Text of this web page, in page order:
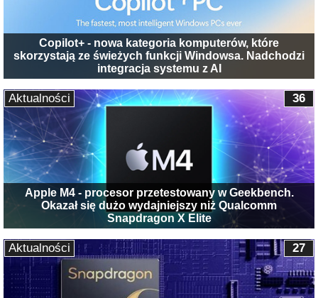
Copilot+ - nowa kategoria komputerów, które
skorzystają ze świeżych funkcji Windowsa. Nadchodzi
integracja systemu z AI
Apple M4 - procesor przetestowany w Geekbench.
Okazał się dużo wydajniejszy niż Qualcomm
Snapdragon X Elite
36
Aktualności
27
Aktualności